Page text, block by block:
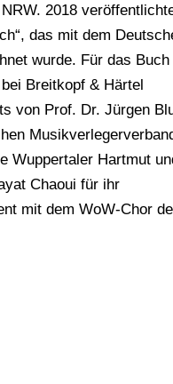
2018
das mit dem
wurde. Für das Buch
Breitkopf & Härtel
von Prof. Dr. Jürgen
Wuppertaler Hartmut
Chaoui für ihr
mit dem WoW-Chor